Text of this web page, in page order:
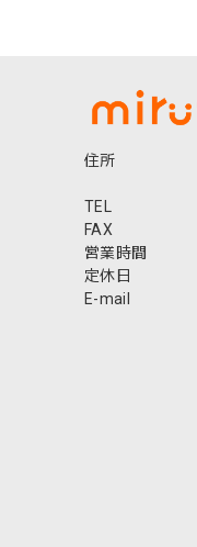
住所
TEL
FAX
営業時間
定休日
E-mail